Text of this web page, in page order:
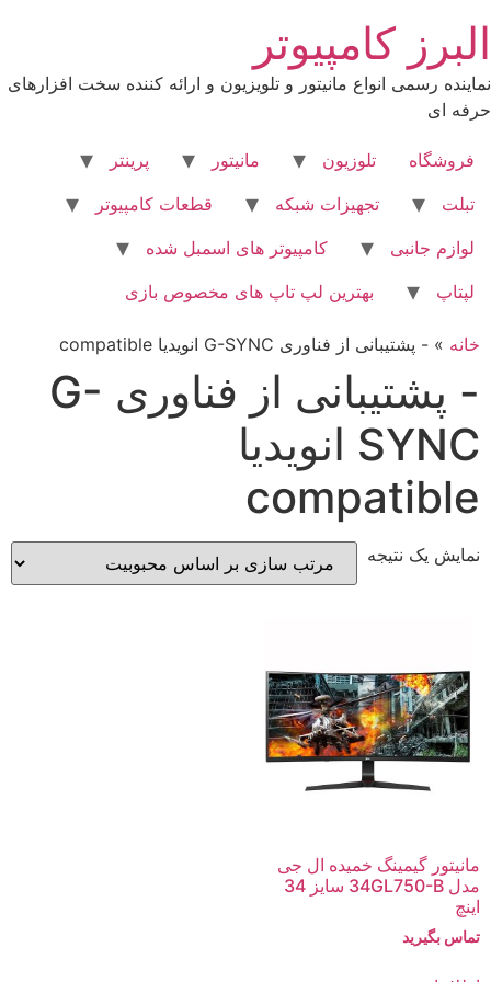
محتوا
البرز کامپیوتر
نماینده رسمی انواع مانیتور و تلویزیون و ارائه کننده سخت افزارهای
حرفه ای
فروشگاه تلوزیون مانیتور
پرینتر
تبلت
تجهیزات شبکه
قطعات کامپیوتر
لوازم جانبی
کامپیوتر های اسمبل شده
لپتاپ
بهترین لپ تاپ های مخصوص بازی
خانه » - پشتیبانی از فناوری G-SYNC انویدیا compatible
- پشتیبانی از فناوری G-
SYNC انویدیا
compatible
نمایش یک نتیجه
مانیتور گیمینگ خمیده ال جی
مدل 34GL750-B سایز 34
اینچ
تماس بگیرید